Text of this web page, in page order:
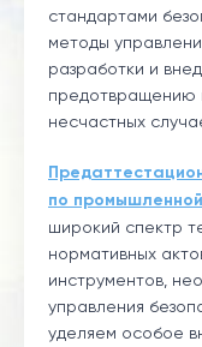
стандартами
методы
разработки и
предотвращению
несчастных
по
широкий спектр
нормативных
инструментов,
управления
уделяем особое